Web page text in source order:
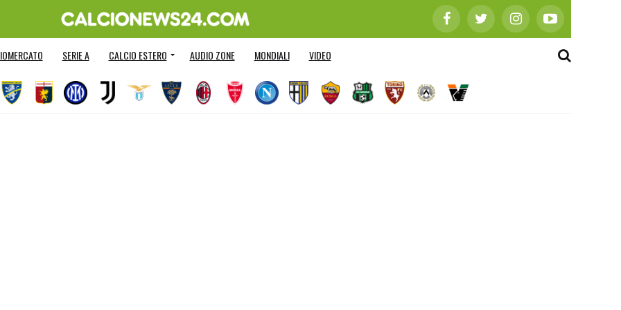
SERIE A CALCIO ESTERO AUDIO ZONE MONDIALI VIDEO